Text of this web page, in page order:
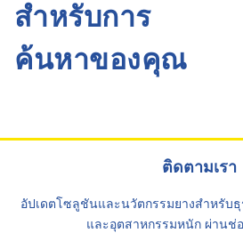
สำหรับการ
ค้นหาของคุณ
ติดตามเรา
อัปเดตโซลูชันและนวัตกรรมยางสำหรับ
และอุตสาหกรรมหนัก ผ่านช่อ